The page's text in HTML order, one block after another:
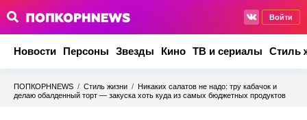
Войти
Новости Персоны Звезды Кино ТВ и сериалы Стиль
ПОПКОРНNEWS / Стиль жизни / Никаких салатов не надо: тру кабачок и
делаю обалденный торт — закуска хоть куда из самых бюджетных продуктов